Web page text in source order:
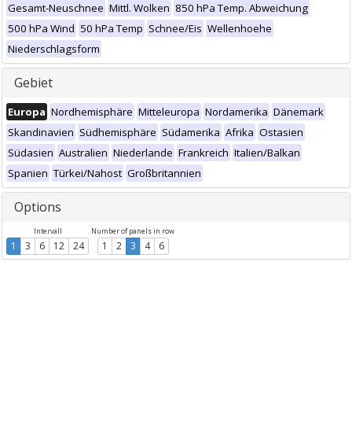
Gesamt-Neuschnee Mittl. Wolken 850 hPa Temp. Abweichung
500 hPa Wind 50 hPa Temp Schnee/Eis Wellenhoehe
Niederschlagsform
Gebiet
Europa Nordhemisphäre Mitteleuropa Nordamerika Dänemark
Skandinavien Südhemisphäre Südamerika Afrika Ostasien
Südasien Australien Niederlande Frankreich Italien/Balkan
Spanien Türkei/Nahost Großbritannien
Options
Intervall
1 3 6 12 24
Number of panels in row
1 2 3 4 6